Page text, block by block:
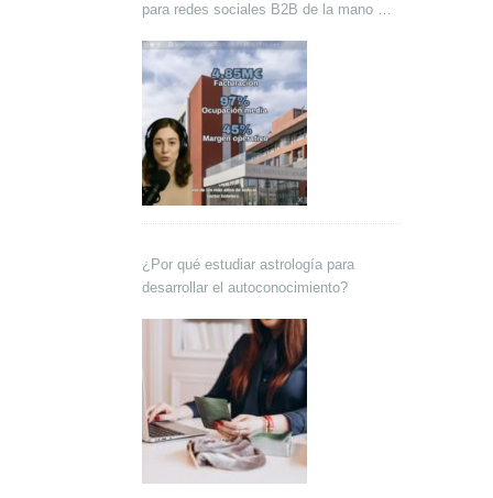
para redes sociales B2B de la mano de
¿Por qué estudiar astrología para
desarrollar el autoconocimiento?